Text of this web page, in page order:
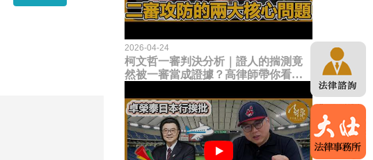
2026-04-24
柯文哲一審判決分析｜證人的揣測竟
然被一審當成證據？高律師帶你看未